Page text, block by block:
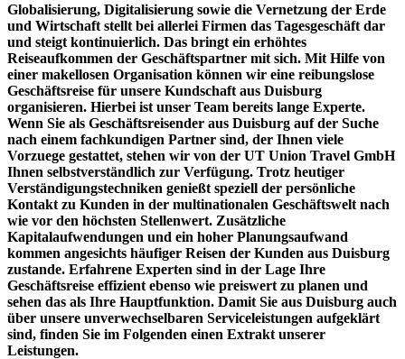
Globalisierung, Digitalisierung sowie die Vernetzung der Erde
und Wirtschaft stellt bei allerlei Firmen das Tagesgeschäft dar
und steigt kontinuierlich. Das bringt ein erhöhtes
Reiseaufkommen der Geschäftspartner mit sich. Mit Hilfe von
einer makellosen Organisation können wir eine reibungslose
Geschäftsreise für unsere Kundschaft aus Duisburg
organisieren. Hierbei ist unser Team bereits lange Experte.
Wenn Sie als Geschäftsreisender aus Duisburg auf der Suche
nach einem fachkundigen Partner sind, der Ihnen viele
Vorzuege gestattet, stehen wir von der UT Union Travel GmbH
Ihnen selbstverständlich zur Verfügung. Trotz heutiger
Verständigungstechniken genießt speziell der persönliche
Kontakt zu Kunden in der multinationalen Geschäftswelt nach
wie vor den höchsten Stellenwert. Zusätzliche
Kapitalaufwendungen und ein hoher Planungsaufwand
kommen angesichts häufiger Reisen der Kunden aus Duisburg
zustande. Erfahrene Experten sind in der Lage Ihre
Geschäftsreise effizient ebenso wie preiswert zu planen und
sehen das als Ihre Hauptfunktion. Damit Sie aus Duisburg auch
über unsere unverwechselbaren Serviceleistungen aufgeklärt
sind, finden Sie im Folgenden einen Extrakt unserer
Leistungen.